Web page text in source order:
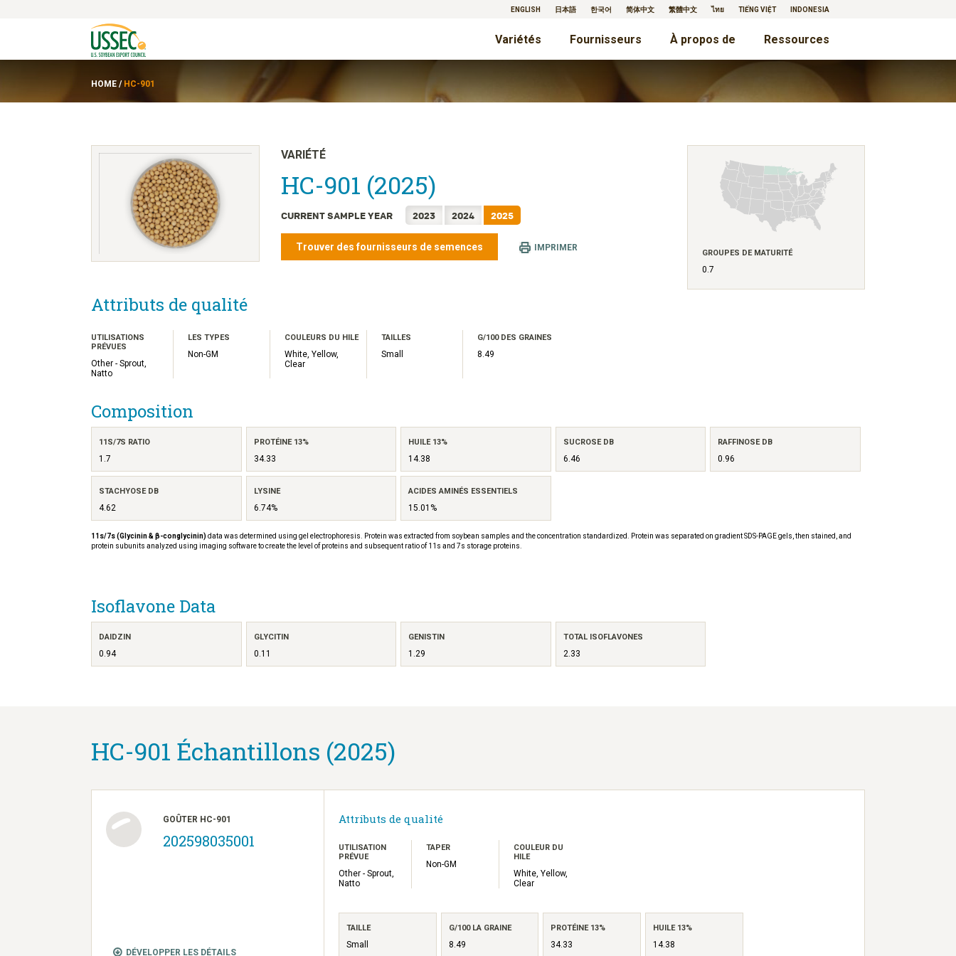
ENGLISH 日本語 한국어 简体中文 繁體中文 ไทย TIẾNG VIỆT INDONESIA
Variétés Fournisseurs À propos de Ressources
HOME / HC-901
VARIÉTÉ
HC-901 (2025)
CURRENT SAMPLE YEAR 2023 2024 2025
Trouver des fournisseurs de semences IMPRIMER
Attributs de qualité
UTILISATIONS
PRÉVUES
Other - Sprout,
Natto
LES TYPES
Non-GM
COULEURS DU HILE
White, Yellow,
Clear
TAILLES
Small
G/100 DES GRAINES
8.49
GROUPES DE MATURITÉ
0.7
Composition
11S/7S RATIO
1.7
PROTÉINE 13%
34.33
HUILE 13%
14.38
SUCROSE DB
6.46
RAFFINOSE DB
0.96
STACHYOSE DB
4.62
LYSINE
6.74%
ACIDES AMINÉS ESSENTIELS
15.01%
11s/7s (Glycinin & β-conglycinin) data was determined using gel electrophoresis. Protein was extracted from soybean samples and the concentration standardized. Protein was separated on gradient SDS-PAGE gels, then stained, and
protein subunits analyzed using imaging software to create the level of proteins and subsequent ratio of 11s and 7s storage proteins.
Isoflavone Data
DAIDZIN
0.94
GLYCITIN
0.11
GENISTIN
1.29
TOTAL ISOFLAVONES
2.33
HC-901 Échantillons (2025)
DÉVELOPPER LES DÉTAILS
GOÛTER HC-901
202598035001
Attributs de qualité
UTILISATION
PRÉVUE
Other - Sprout,
Natto
TAPER
Non-GM
COULEUR DU
HILE
White, Yellow,
Clear
TAILLE
Small
G/100 LA GRAINE
8.49
PROTÉINE 13%
34.33
HUILE 13%
14.38